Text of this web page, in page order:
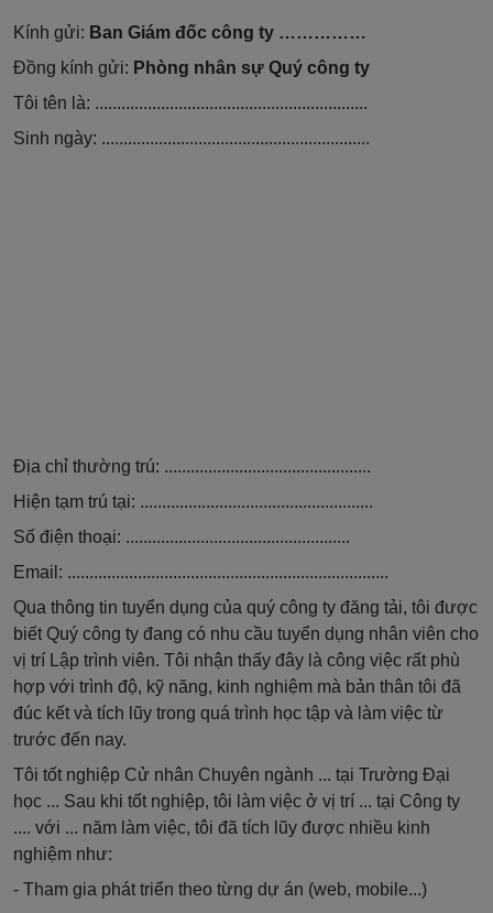
Kính gửi: Ban Giám đốc công ty ……………
Đồng kính gửi: Phòng nhân sự Quý công ty
Tôi tên là: ..............................................................
Sinh ngày: .............................................................
Địa chỉ thường trú: ...............................................
Hiện tạm trú tại: .....................................................
Số điện thoại: ...................................................
Email: .........................................................................
Qua thông tin tuyển dụng của quý công ty đăng tải, tôi được
biết Quý công ty đang có nhu cầu tuyển dụng nhân viên cho
vị trí Lập trình viên. Tôi nhận thấy đây là công việc rất phù
hợp với trình độ, kỹ năng, kinh nghiệm mà bản thân tôi đã
đúc kết và tích lũy trong quá trình học tập và làm việc từ
trước đến nay.
Tôi tốt nghiệp Cử nhân Chuyên ngành ... tại Trường Đại
học ... Sau khi tốt nghiệp, tôi làm việc ở vị trí ... tại Công ty
.... với ... năm làm việc, tôi đã tích lũy được nhiều kinh
nghiệm như:
- Tham gia phát triển theo từng dự án (web, mobile...)